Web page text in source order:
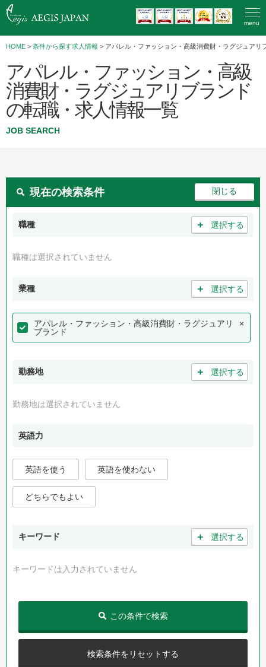
menu
HOME > 条件から探す求人情報 > アパレル・ファッション・高級消費財・ラグジュアリ
アパレル・ファッション・高級
消費財・ラグジュアリブランド
の転職・求人情報一覧
JOB SEARCH
現在の検索条件
職種 ＋ 選択する
職種は選択されていません
業種 ＋ 選択する
アパレル・ファッション・高級消費財・ラグジュアリ
ブランド
×
勤務地 ＋ 選択する
勤務地は選択されていません
英語力
英語を使う 英語を使わない
どちらでもよい
キーワード ＋ 選択する
キーワードは入力されていません
検索条件をリセットする
この条件で検索